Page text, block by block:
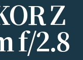
ORZ
f/2.8